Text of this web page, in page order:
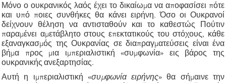
Μόνο ο ουκρανικός λαός έχει το δικαίωμα να αποφασίσει πότε
και υπό ποιες συνθήκες θα κάνει ειρήνη. Όσο οι Ουκρανοί
δείχνουν θέληση να αντισταθούν και το καθεστώς Πούτιν
παραμένει αμετάβλητο στους επεκτατικούς του στόχους, κάθε
εξαναγκασμός της Ουκρανίας σε διαπραγματεύσεις είναι ένα
βήμα προς μια ιμπεριαλιστική «συμφωνία» εις βάρος της
ουκρανικής ανεξαρτησίας.
Αυτή η ιμπεριαλιστική «συμφωνία ειρήνης» θα σήμαινε την